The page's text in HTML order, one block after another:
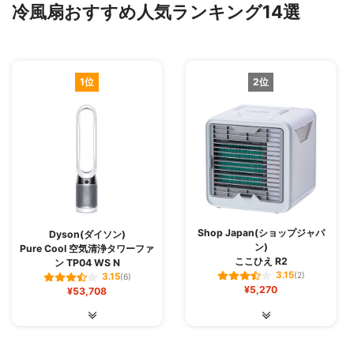
冷風扇おすすめ人気ランキング14選
1位
Dyson(ダイソン)
Pure Cool 空気清浄タワーファ
ン TP04 WS N
3.15(6)
¥53,708
2位
Shop Japan(ショップジャパ
ン)
ここひえ R2
3.15(2)
¥5,270